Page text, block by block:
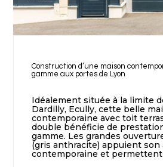
Construction d’une maison
gamme aux portes de Lyon
Idéalement située à la limite
Dardilly, Ecully, cette belle
contemporaine avec toit
double bénéficie de
gamme. Les grandes
(gris anthracite) appuient
contemporaine et permettent